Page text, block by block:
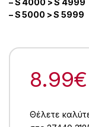
– S 4000 > S 4999
– S 5000 > S 5999
8.99€
Θέλετε